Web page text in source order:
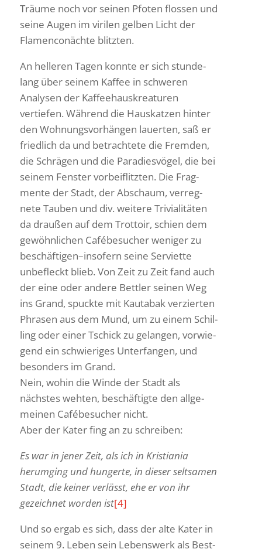
Träume noch vor seinen Pfoten flossen und
seine Augen im virilen gelben Licht der
Flamen­co­nächte blitzten.
An helleren Tagen konnte er sich stun­de­
lang über seinem Kaffee in schweren
Analysen der Kaffee­haus­krea­turen
vertiefen. Während die Haus­katzen hinter
den Wohnungs­vor­hängen lauerten, saß er
fried­lich da und betrach­tete die Fremden,
die Schrägen und die Para­dies­vögel, die bei
seinem Fenster vorbei­flitzten. Die Frag­
mente der Stadt, der Abschaum, verreg­
nete Tauben und div. weitere Trivia­li­täten
da draußen auf dem Trot­toir, schien dem
gewöhn­li­chen Café­be­su­cher weniger zu
beschäftigen–insofern seine Servi­ette
unbe­fleckt blieb. Von Zeit zu Zeit fand auch
der eine oder andere Bettler seinen Weg
ins Grand, spuckte mit Kautabak verzierten
Phrasen aus dem Mund, um zu einem Schil­
ling oder einer Tschick zu gelangen, vorwie­
gend ein schwie­riges Unter­fangen, und
beson­ders im Grand.
Nein, wohin die Winde der Stadt als
nächstes wehten, beschäf­tigte den allge­
meinen Café­be­su­cher nicht.
Aber der Kater fing an zu schreiben:
Es war in jener Zeit, als ich in Kris­tiania
herum­ging und hungerte, in dieser selt­samen
Stadt, die keiner verlässt, ehe er von ihr
gezeichnet worden ist[4]
Und so ergab es sich, dass der alte Kater in
seinem 9. Leben sein Lebens­werk als Best­